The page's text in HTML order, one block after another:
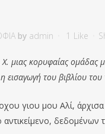
by admin 1 Like
μιας κορυφαίας ομάδας
του βιβλίου του
γιου μου Αλί,